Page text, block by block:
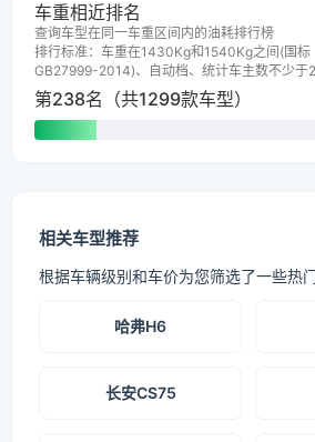
车重相近排名
查询车型在同一车重区间内的油耗排行榜
排行标准：车重在1430Kg和1540Kg之间(国标
GB27999-2014)、自动档、统计车主数不少于
第238名（共1299款车型）
相关车型推荐
根据车辆级别和车价为您筛选了一些热
哈弗H6
长安CS75